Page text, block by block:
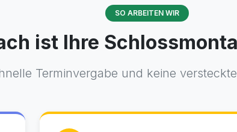
SO ARBEITEN WIR
ist Ihre
Terminvergabe und keine